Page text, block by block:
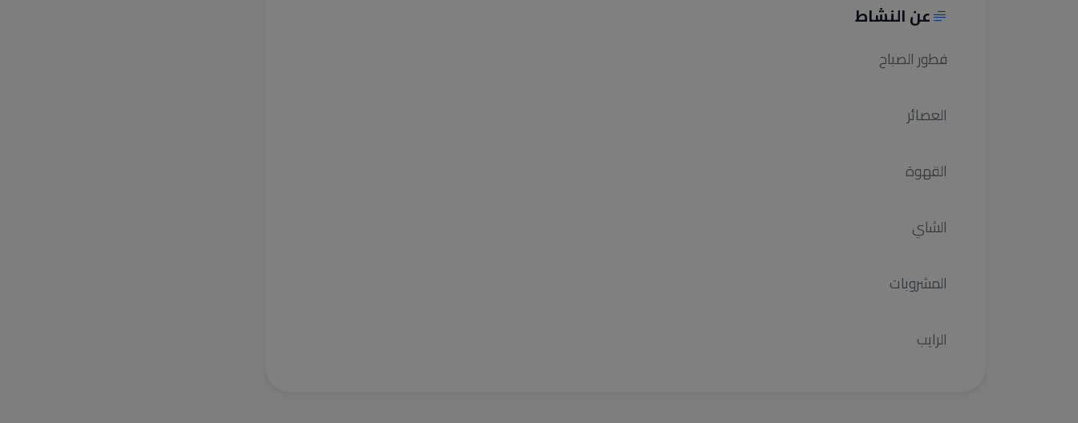
عن النشاط
فطور الصباح
العصائر
القهوة
الشاي
المشروبات
الرايب